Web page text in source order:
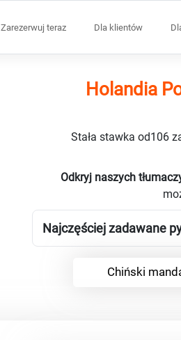
Zarezerwuj teraz Dla klientów
Holandia
Stała stawka od106
Odkryj naszych
Najczęściej zadawane
Chiński